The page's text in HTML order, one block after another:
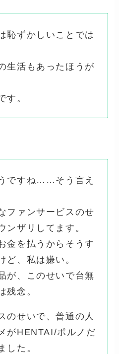
恥ずかしいことでは
生活もあったほうが
す。
ですね……そう言え
ファンサービスのせ
ンザリしてます。
金を払うからそうす
ど、私は嫌い。
が、このせいで台無
残念。
のせいで、普通の人
がHENTAI/ポルノだ
した。